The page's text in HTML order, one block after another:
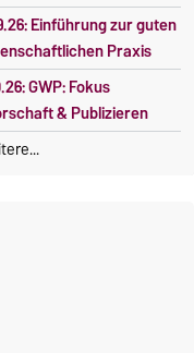
Einführung zur guten
Praxis
GWP: Fokus
& Publizieren